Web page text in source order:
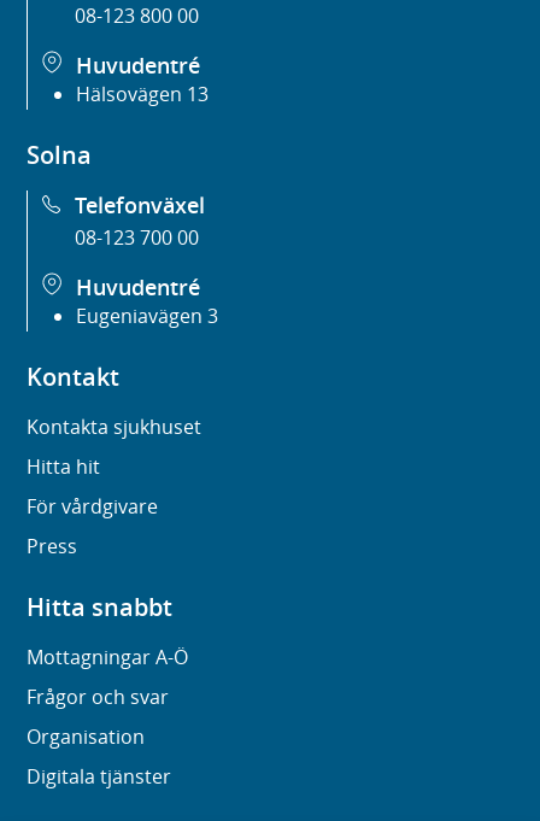
08-123 800 00
Huvudentré
Hälsovägen 13
Solna
Telefonväxel
08-123 700 00
Huvudentré
Eugeniavägen 3
Kontakt
Kontakta sjukhuset
Hitta hit
För vårdgivare
Press
Hitta snabbt
Mottagningar A-Ö
Frågor och svar
Organisation
Digitala tjänster